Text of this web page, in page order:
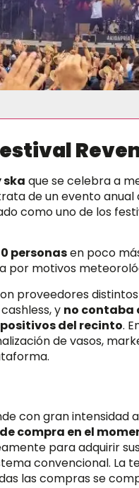
ska que se celebra a
de un evento
como uno de los
personasen poco
por motivos
proveedores
y no contaba
del recinto.
de vasos,
con gran intensidad
compra en el
para adquirir
convencional. La
las compras se